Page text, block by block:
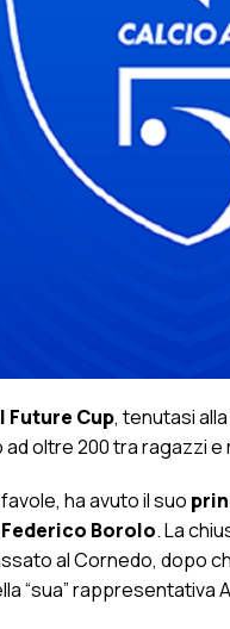
Future Cup, tenutasi alla
oltre 200 tra ragazzi
ha avuto il suo
Federico Borolo. La
al Cornedo, dopo
“sua” rappresentativa